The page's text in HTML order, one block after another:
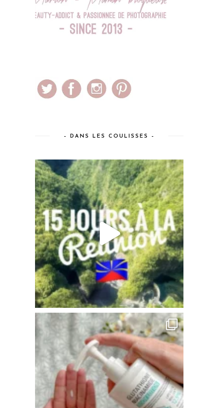
– DANS LES COULISSES –